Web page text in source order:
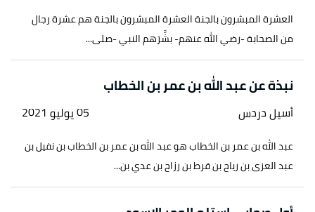
العشرة المبشرون بالجنة العشرة المبشرون بالجنة هم عشرة رجال
من الصحابة -رضي الله عنهم- بشَّرَهم النبي -صلى...
نبذة عن عبد الله بن عمر بن الخطاب
أسيل دردس 05 يوليو 2021
عبد الله بن عمر بن الخطاب هو عبد الله بن عمر بن الخطاب بن نفيل بن
عبد العزى بن رياح بن قرط بن رزاح بن عدي بن...